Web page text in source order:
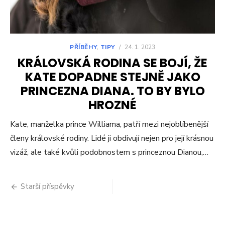
PŘÍBĚHY, TIPY / 24. 1. 2023
KRÁLOVSKÁ RODINA SE BOJÍ, ŽE
KATE DOPADNE STEJNĚ JAKO
PRINCEZNA DIANA. TO BY BYLO
HROZNÉ
Kate, manželka prince Williama, patří mezi nejoblíbenější
členy královské rodiny. Lidé ji obdivují nejen pro její krásnou
vizáž, ale také kvůli podobnostem s princeznou Dianou,…
Navigace
Starší příspěvky